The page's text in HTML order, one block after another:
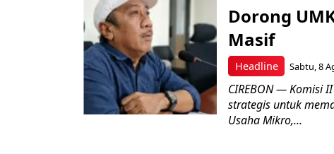
Headline
Dorong
Masif
Sabtu, 8
CIREBON — Komisi
strategis untuk
Usaha Mikro,...